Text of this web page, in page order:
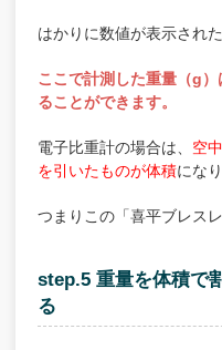
はかりに数値が表示され
ここで計測した重量（g
ることができます。
電子比重計の場合は、 空
を引いたものが体積にな
つまりこの「喜平ブレス
step.5 重量を体積で
る